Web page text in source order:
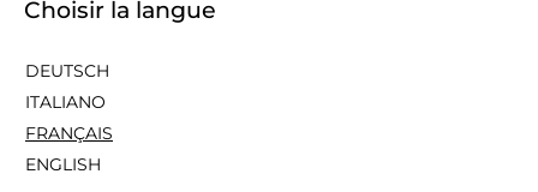
Choisir la langue
DEUTSCH
ITALIANO
FRANÇAIS
ENGLISH